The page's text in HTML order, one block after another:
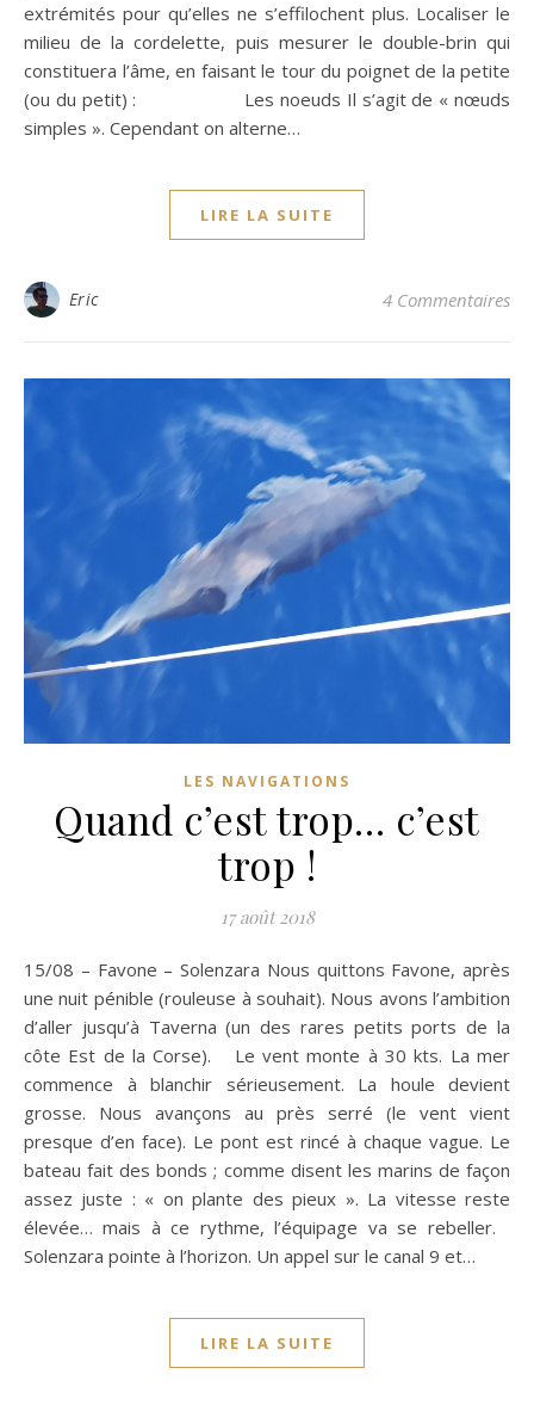
extrémités pour qu’elles ne s’effilochent plus. Localiser le
milieu de la cordelette, puis mesurer le double-brin qui
constituera l’âme, en faisant le tour du poignet de la petite
(ou du petit) : Les noeuds Il s’agit de « nœuds
simples ». Cependant on alterne…
LIRE LA SUITE
Eric 4 Commentaires
LES NAVIGATIONS
Quand c’est trop… c’est
trop !
17 août 2018
15/08 – Favone – Solenzara Nous quittons Favone, après
une nuit pénible (rouleuse à souhait). Nous avons l’ambition
d’aller jusqu’à Taverna (un des rares petits ports de la
côte Est de la Corse). Le vent monte à 30 kts. La mer
commence à blanchir sérieusement. La houle devient
grosse. Nous avançons au près serré (le vent vient
presque d’en face). Le pont est rincé à chaque vague. Le
bateau fait des bonds ; comme disent les marins de façon
assez juste : « on plante des pieux ». La vitesse reste
élevée… mais à ce rythme, l’équipage va se rebeller.
Solenzara pointe à l’horizon. Un appel sur le canal 9 et…
LIRE LA SUITE